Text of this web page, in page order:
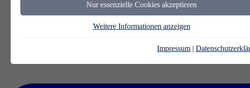
Nur essenzielle Cookies akzeptieren
Weitere Informationen anzeigen
Impressum |